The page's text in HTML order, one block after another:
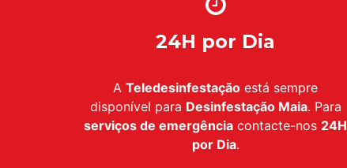
24H por Dia
A Teledesinfestação está sempre
disponível para Desinfestação Maia. Para
serviços de emergência contacte-nos 24H
por Dia.